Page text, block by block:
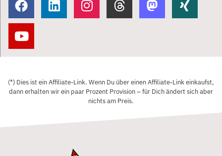
(*) Dies ist ein Affiliate-Link. Wenn Du über einen Affiliate-Link einkaufst,
dann erhalten wir ein paar Prozent Provision – für Dich ändert sich aber
nichts am Preis.